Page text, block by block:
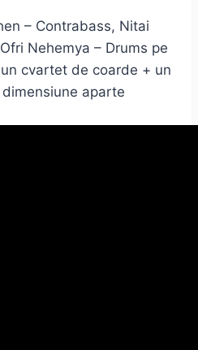
– Contrabass, Nitai
Nehemya – Drums pe
cvartet de coarde + un
aparte